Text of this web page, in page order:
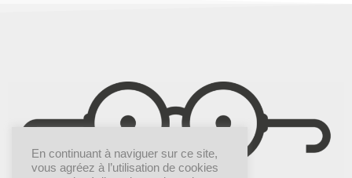
En continuant à naviguer sur ce site,
vous agréez à l’utilisation de cookies